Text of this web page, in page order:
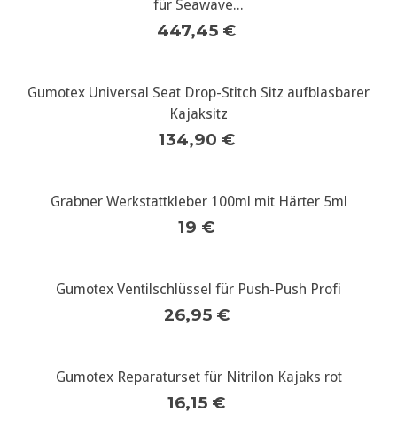
für Seawave...
447,45 €
Gumotex Universal Seat Drop-Stitch Sitz aufblasbarer
Kajaksitz
134,90 €
Grabner Werkstattkleber 100ml mit Härter 5ml
19 €
Gumotex Ventilschlüssel für Push-Push Profi
26,95 €
Gumotex Reparaturset für Nitrilon Kajaks rot
16,15 €